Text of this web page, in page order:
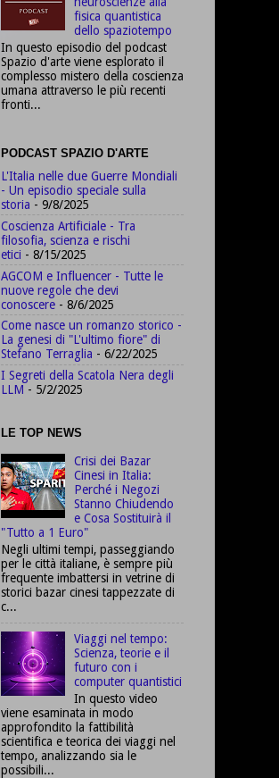
fisica quantistica
dello spaziotempo
In questo episodio del podcast
Spazio d'arte viene esplorato il
complesso mistero della coscienza
umana attraverso le più recenti
fronti...
PODCAST SPAZIO D'ARTE
L'Italia nelle due Guerre Mondiali
- Un episodio speciale sulla
storia - 9/8/2025
Coscienza Artificiale - Tra
filosofia, scienza e rischi
etici - 8/15/2025
AGCOM e Influencer - Tutte le
nuove regole che devi
conoscere - 8/6/2025
Come nasce un romanzo storico -
La genesi di "L'ultimo fiore" di
Stefano Terraglia - 6/22/2025
I Segreti della Scatola Nera degli
LLM - 5/2/2025
LE TOP NEWS
Crisi dei Bazar
Cinesi in Italia:
Perché i Negozi
Stanno Chiudendo
e Cosa Sostituirà il
"Tutto a 1 Euro"
Negli ultimi tempi, passeggiando
per le città italiane, è sempre più
frequente imbattersi in vetrine di
storici bazar cinesi tappezzate di
c...
Viaggi nel tempo:
Scienza, teorie e il
futuro con i
computer quantistici
In questo video
viene esaminata in modo
approfondito la fattibilità
scientifica e teorica dei viaggi nel
tempo, analizzando sia le
possibili...